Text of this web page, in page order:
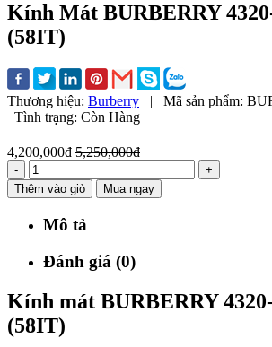
Kính Mát BURBERRY
(58IT)
Thương hiệu: Burberry | Mã sản phẩm:
Tình trạng: Còn Hàng
4,200,000đ 5,250,000đ
-
+
Thêm vào giỏ
Mua ngay
Mô tả
Đánh giá (0)
Kính mát BURBERRY
(58IT)